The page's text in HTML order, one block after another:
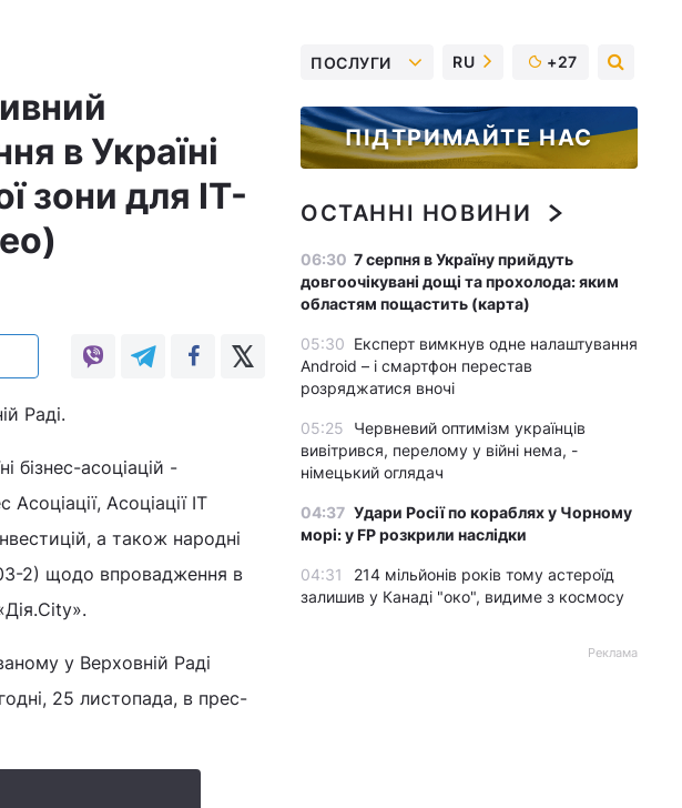
в Україні
зони для IT-
Раді.
бізнес-асоціацій -
Асоціації IT
а також народні
2) щодо впровадження в
у Верховній Раді
25 листопада, в прес-
ПОСЛУГИ RU +27
ПІДТРИМАЙТЕ НАС
ОСТАННІ НОВИНИ
06:30 7 серпня в Україну прийдуть
довгоочікувані дощі та прохолода: яким
областям пощастить (карта)
05:30 Експерт вимкнув одне налаштування
Android – і смартфон перестав
розряджатися вночі
05:25
Червневий оптимізм українців
вивітрився, перелому у війні нема, -
німецький оглядач
04:37 Удари Росії по кораблях у Чорному
морі: у FP розкрили наслідки
04:31
214 мільйонів років тому астероїд
залишив у Канаді "око", видиме з космосу
Реклама